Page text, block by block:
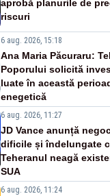
aprobă planurile de
riscuri
6 aug. 2026, 15:18
Ana Maria Păcuraru:
Poporului solicită
luate în această
enegetică
6 aug. 2026, 11:27
JD Vance anunță
dificile și îndelungate
Teheranul neagă
SUA
6 aug. 2026, 11:24